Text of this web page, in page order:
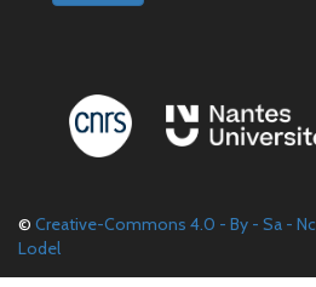
© Creative-Commons 4.0 - By - Sa - Nc
Lodel